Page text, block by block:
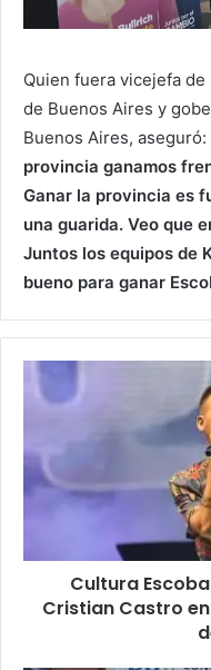
­Quien fuera vicejefa
de Buenos Aires y
Buenos Aires, aseguró:
provincia ganamos
Ganar la provincia es
una guarida. Veo que
Juntos los equipos de
bueno para ganar
Cultura
Cristian Castro